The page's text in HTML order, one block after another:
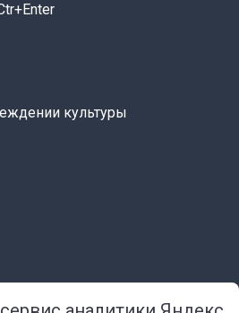
культуры